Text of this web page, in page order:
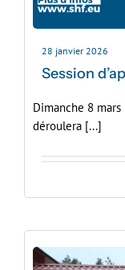
28 janvier 2026
Session
Dimanche 8 mars
déroulera [...]